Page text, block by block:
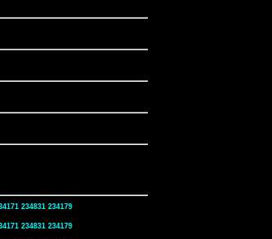
234831 234179
234831 234179